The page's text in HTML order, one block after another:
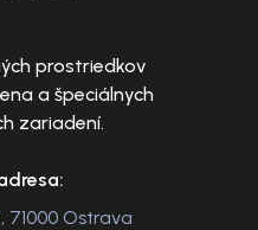
prostriedkov
a špeciálnych
zariadení.
71000 Ostrava